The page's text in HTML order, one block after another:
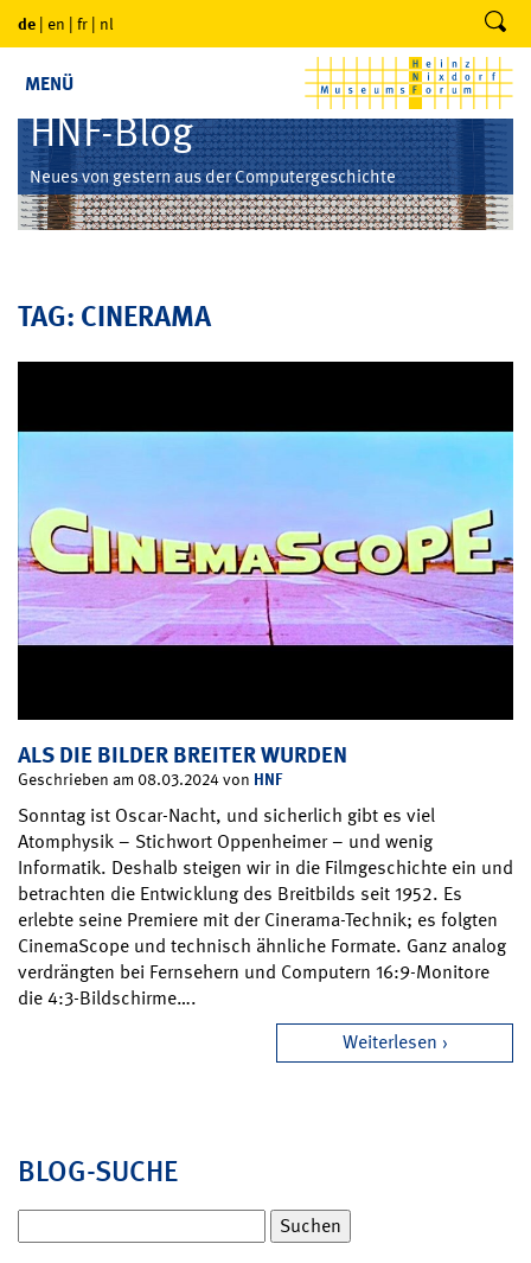
de | en | fr | nl
MENÜ
HNF-Blog
Neues von gestern aus der Computergeschichte
TAG: CINERAMA
ALS DIE BILDER BREITER WURDEN
Geschrieben am 08.03.2024 von HNF
Sonntag ist Oscar-Nacht, und sicherlich gibt es viel
Atomphysik – Stichwort Oppenheimer – und wenig
Informatik. Deshalb steigen wir in die Filmgeschichte ein und
betrachten die Entwicklung des Breitbilds seit 1952. Es
erlebte seine Premiere mit der Cinerama-Technik; es folgten
CinemaScope und technisch ähnliche Formate. Ganz analog
verdrängten bei Fernsehern und Computern 16:9-Monitore
die 4:3-Bildschirme….
Weiterlesen
BLOG-SUCHE
nach: